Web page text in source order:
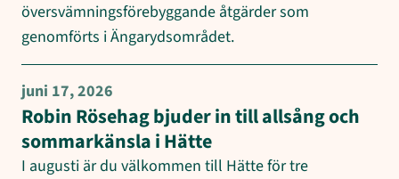
översvämningsförebyggande åtgärder som
genomförts i Ängarydsområdet.
juni 17, 2026
Robin Rösehag bjuder in till allsång och
sommarkänsla i Hätte
I augusti är du välkommen till Hätte för tre